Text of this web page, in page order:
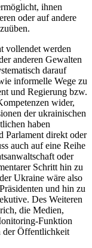
ihnen
oder auf andere
vollendet werden
anderen Ge­wal­ten
darauf
informelle Wege zu
und Regie­rung bzw.
wider,
der ukrai­nischen
haben
Parlament direkt oder
auch auf eine Reihe
oder
Schritt hin zu
Ukraine wäre also
und hin zu
Des Weiteren
die Medien,
Funktion
der Öffentlichkeit